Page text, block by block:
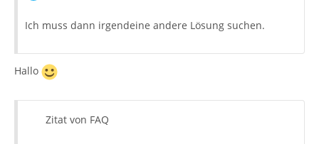
Ich muss dann irgendeine andere Lösung suchen.
Hallo
Zitat von FAQ